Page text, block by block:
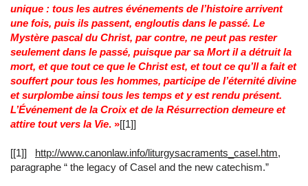
unique : tous les autres événements de l’histoire arrivent
une fois, puis ils passent, engloutis dans le passé. Le
Mystère pascal du Christ, par contre, ne peut pas rester
seulement dans le passé, puisque par sa Mort il a détruit la
mort, et que tout ce que le Christ est, et tout ce qu’Il a fait et
souffert pour tous les hommes, participe de l’éternité divine
et surplombe ainsi tous les temps et y est rendu présent.
L’Événement de la Croix et de la Résurrection demeure et
attire tout vers la Vie. »[[1]]
[[1]] http://www.canonlaw.info/liturgysacraments_casel.htm,
paragraphe “ the legacy of Casel and the new catechism.”